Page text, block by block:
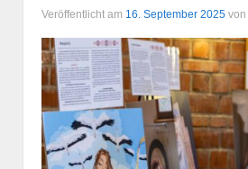
Veröffentlicht am 16. September 2025 von